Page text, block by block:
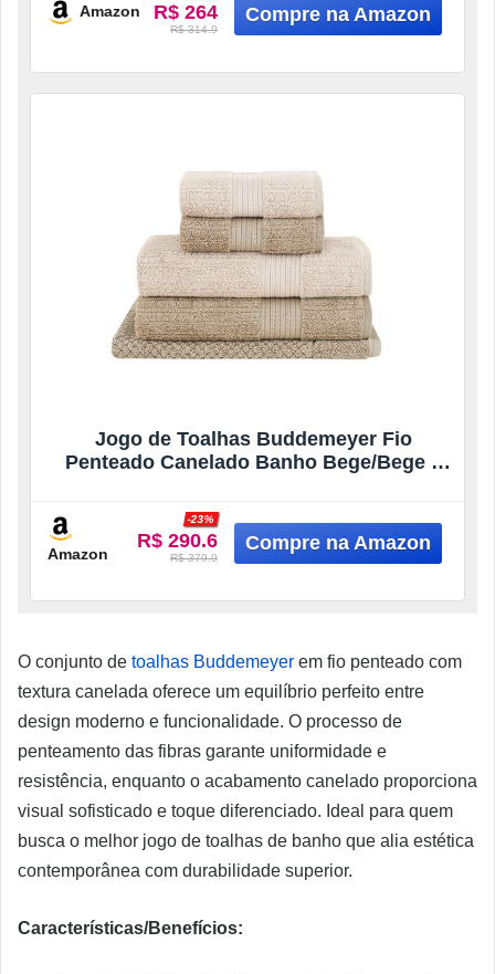
Amazon R$ 264
R$ 314.9
Jogo de Toalhas Buddemeyer Fio
Penteado Canelado Banho Bege/Bege 5
Amazon
R$ 290.6
-23%
R$ 379.9
O conjunto de toalhas Buddemeyer em fio penteado com
textura canelada oferece um equilíbrio perfeito entre
design moderno e funcionalidade. O processo de
penteamento das fibras garante uniformidade e
resistência, enquanto o acabamento canelado proporciona
visual sofisticado e toque diferenciado. Ideal para quem
busca o melhor jogo de toalhas de banho que alia estética
contemporânea com durabilidade superior.
Características/Benefícios: